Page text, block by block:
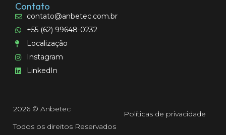
Contato
contato@anbetec.com.br
+55 (62) 99648-0232
Localização
Instagram
LinkedIn
2026 © Anbetec
Todos os direitos Reservados
Políticas de privacidade